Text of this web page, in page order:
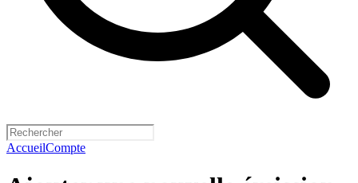
AccueilCompte